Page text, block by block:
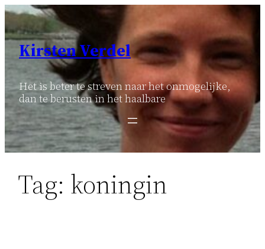
Ga
naar
inhoud
Kirsten Verdel
Het is beter te streven naar het onmogelijke,
dan te berusten in het haalbare
Tag: koningin